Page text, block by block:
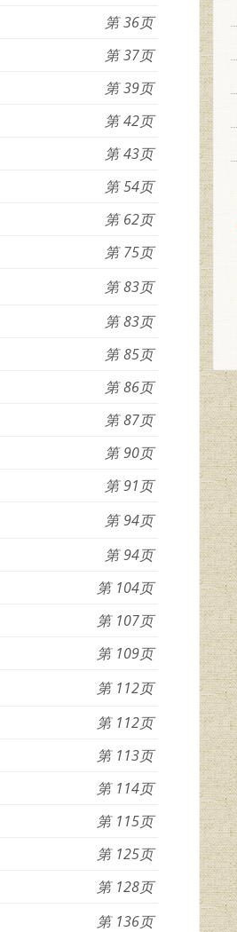
36
37
39
42
43
54
62
75
83
83
85
86
87
90
91
94
94
104
107
109
112
112
113
114
115
125
128
136